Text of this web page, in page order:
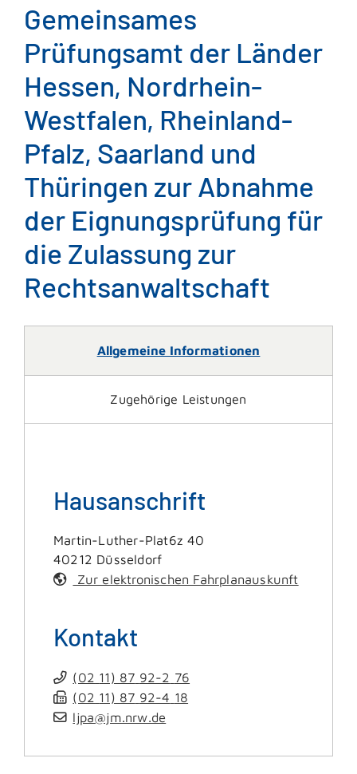
Gemeinsames
Prüfungsamt der Länder
Hessen, Nordrhein-
Westfalen, Rheinland-
Pfalz, Saarland und
Thüringen zur Abnahme
der Eignungsprüfung für
die Zulassung zur
Rechtsanwaltschaft
Allgemeine Informationen
Zugehörige Leistungen
Hausanschrift
Martin-Luther-Plat6z 40
40212 Düsseldorf
Zur elektronischen Fahrplanauskunft
Kontakt
(02 11) 87 92-2 76
(02 11) 87 92-4 18
ljpa@jm.nrw.de